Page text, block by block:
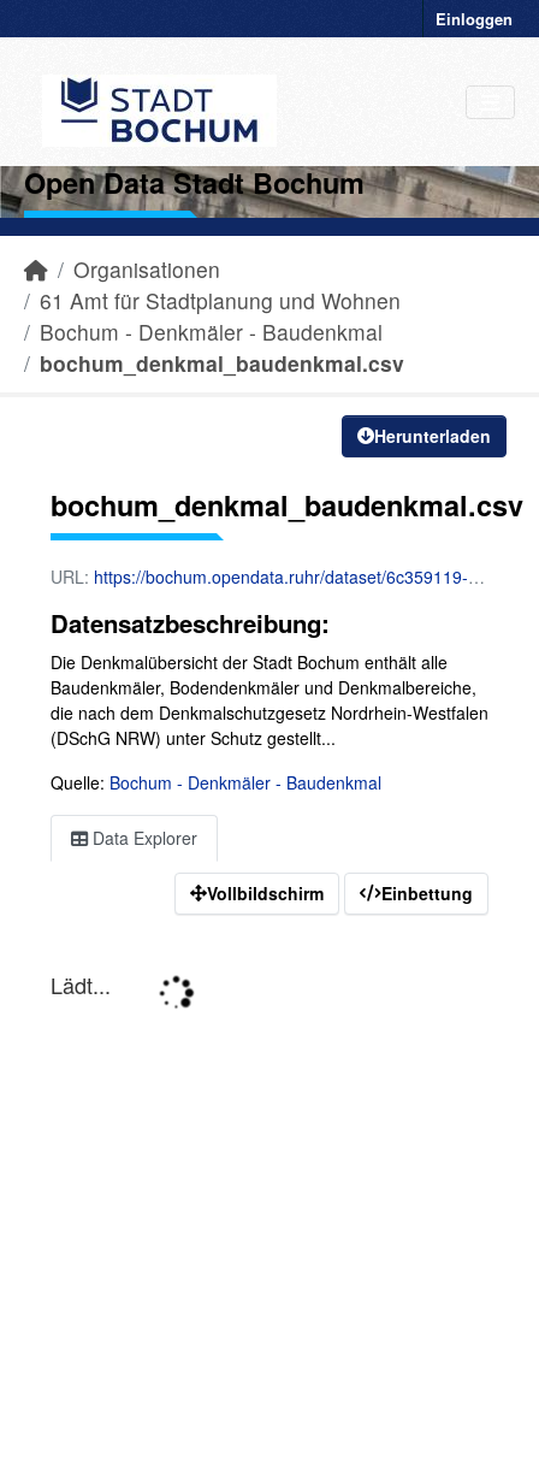
Einloggen
Open Data Stadt Bochum
Organisationen
61 Amt für Stadtplanung und Wohnen
Bochum - Denkmäler - Baudenkmal
bochum_denkmal_baudenkmal.csv
Herunterladen
bochum_denkmal_baudenkmal.csv
URL: https://bochum.opendata.ruhr/dataset/6c359119-ad60-4491-b5c4-eb0bcaa11090/resource/c345f98a-8e96-4206-9926-efcb0821833a/download/bochum_denkmal_baudenkmal.csv
Datensatzbeschreibung:
Die Denkmalübersicht der Stadt Bochum enthält alle
Baudenkmäler, Bodendenkmäler und Denkmalbereiche,
die nach dem Denkmalschutzgesetz Nordrhein-Westfalen
(DSchG NRW) unter Schutz gestellt...
Quelle: Bochum - Denkmäler - Baudenkmal
Data Explorer
Vollbildschirm Einbettung